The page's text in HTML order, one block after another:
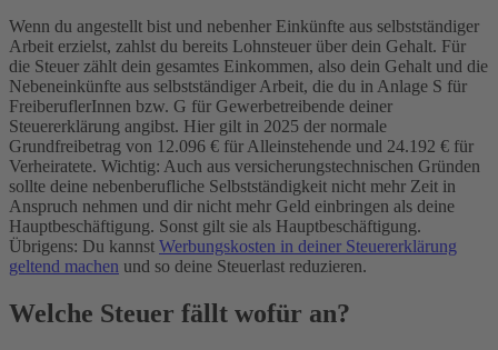
Wenn du angestellt bist und nebenher Einkünfte aus selbstständiger
Arbeit erzielst, zahlst du bereits Lohnsteuer über dein Gehalt. Für
die Steuer zählt dein gesamtes Einkommen, also dein Gehalt und die
Nebeneinkünfte aus selbstständiger Arbeit, die du in Anlage S für
FreiberuflerInnen bzw. G für Gewerbetreibende deiner
Steuererklärung angibst. Hier gilt in 2025 der normale
Grundfreibetrag von 12.096 € für Alleinstehende und 24.192 € für
Verheiratete. Wichtig: Auch aus versicherungstechnischen Gründen
sollte deine nebenberufliche Selbstständigkeit nicht mehr Zeit in
Anspruch nehmen und dir nicht mehr Geld einbringen als deine
Hauptbeschäftigung. Sonst gilt sie als Hauptbeschäftigung.
Übrigens: Du kannst Werbungskosten in deiner Steuererklärung
geltend machen und so deine Steuerlast reduzieren.
Welche Steuer fällt wofür an?